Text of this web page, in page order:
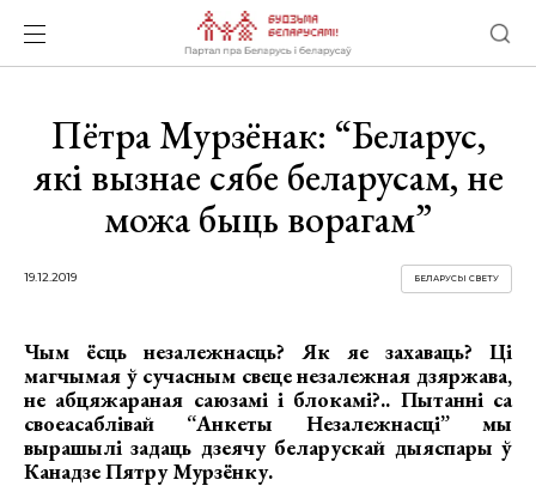
Пётра Мурзёнак: “Беларус,
які вызнае сябе беларусам, не
можа быць ворагам”
19.12.2019 БЕЛАРУСЫ СВЕТУ
Чым ёсць незалежнасць? Як яе захаваць? Ці
магчымая ў сучасным свеце незалежная дзяржава,
не абцяжараная саюзамі і блокамі?.. Пытанні са
своеасаблівай “Анкеты Незалежнасці” мы
вырашылі задаць дзеячу беларускай дыяспары ў
Канадзе Пятру Мурзёнку.